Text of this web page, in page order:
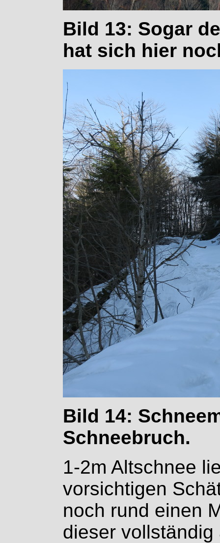
Bild 13: Sogar
hat sich hier
Bild 14:
Schneebruch.
1-2m Altschnee
vorsichtigen
noch rund einen
dieser